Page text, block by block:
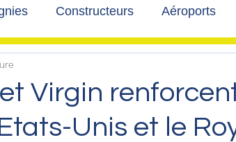
Constructeurs Aéroports
Virgin
Unis et le